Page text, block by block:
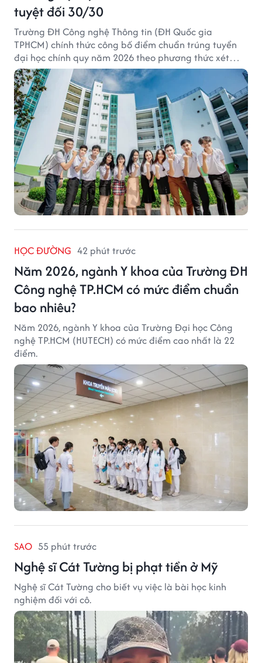
tuyệt đối 30/30
Trường ĐH Công nghệ Thông tin (ĐH Quốc gia
TPHCM) chính thức công bố điểm chuẩn trúng tuyển
đại học chính quy năm 2026 theo phương thức xét
tuyển tổng hợp.
HỌC ĐƯỜNG 42 phút trước
Năm 2026, ngành Y khoa của Trường ĐH
Công nghệ TP.HCM có mức điểm chuẩn
bao nhiêu?
Năm 2026, ngành Y khoa của Trường Đại học Công
nghệ TP.HCM (HUTECH) có mức điểm cao nhất là 22
điểm.
SAO 55 phút trước
Nghệ sĩ Cát Tường bị phạt tiền ở Mỹ
Nghệ sĩ Cát Tường cho biết vụ việc là bài học kinh
nghiệm đối với cô.